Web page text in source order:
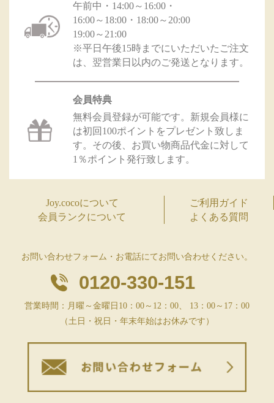
午前中・14:00～16:00・
16:00～18:00・18:00～20:00
19:00～21:00
※平日午後15時までにいただいたご注文
は、翌営業日以内のご発送となります。
会員特典
無料会員登録が可能です。新規会員様に
は初回100ポイントをプレゼント致しま
す。その後、お買い物商品代金に対して
1％ポイント発行致します。
Joy.cocoについて
ご利用ガイド
会員ランクについて
よくある質問
お問い合わせフォーム・お電話にてお問い合わせください。
0120-330-151
営業時間：月曜～金曜日10：00～12：00、 13：00～17：00
（土日・祝日・年末年始はお休みです）